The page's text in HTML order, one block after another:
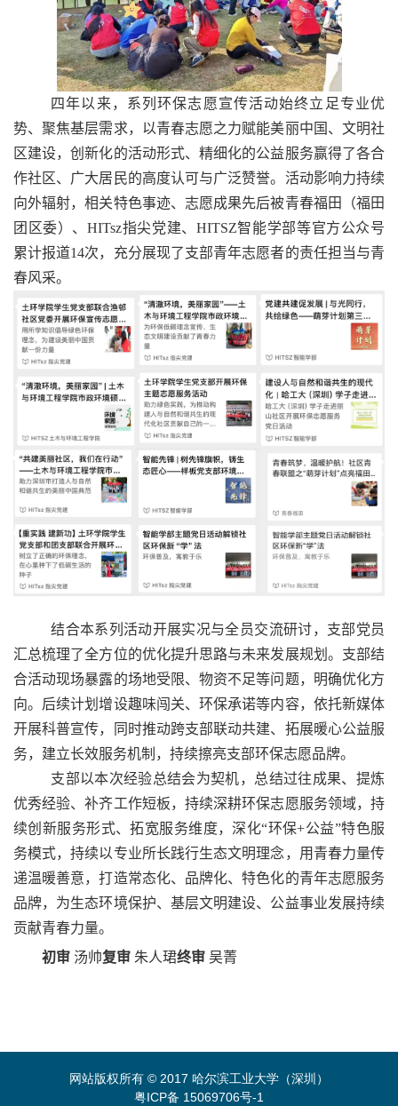
四年以来，系列环保志愿宣传活动始终立足专业优
势、聚焦基层需求，以青春志愿之力赋能美丽中国、文明社
区建设，创新化的活动形式、精细化的公益服务赢得了各合
作社区、广大居民的高度认可与广泛赞誉。活动影响力持续
向外辐射，相关特色事迹、志愿成果先后被青春福田（福田
团区委）、HITsz指尖党建、 HITSZ智能学部等官方公众号
累计报道14次，充分展现了支部青年志愿者的责任担当与青
春风采。
结合本系列活动开展实况与全员交流研讨，支部党员
汇总梳理了全方位的优化提升思路与未来发展规划。支部结
合活动现场暴露的场地受限、物资不足等问题，明确优化方
向。后续计划增设趣味闯关、环保承诺等内容，依托新媒体
开展科普宣传，同时推动跨支部联动共建、拓展暖心公益服
务，建立长效服务机制，持续擦亮支部环保志愿品牌。
支部以本次经验总结会为契机，总结过往成果、提炼
优秀经验、补齐工作短板，持续深耕环保志愿服务领域，持
续创新服务形式、拓宽服务维度，深化“环保+公益”特色服
务模式，持续以专业所长践行生态文明理念，用青春力量传
递温暖善意，打造常态化、品牌化、特色化的青年志愿服务
品牌，为生态环境保护、基层文明建设、公益事业发展持续
贡献青春力量。
初审 汤帅复审 朱人珺终审 吴菁
网站版权所有 © 2017 哈尔滨工业大学（深圳）
粤ICP备 15069706号-1